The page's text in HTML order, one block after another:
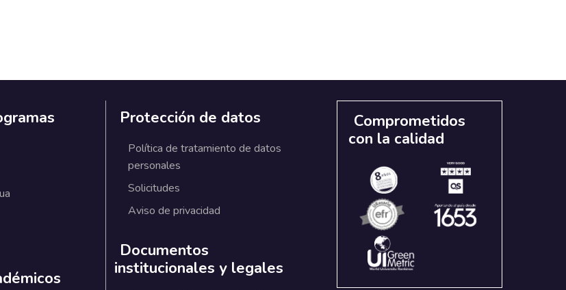
Protección de datos
Política de tratamiento de datos
personales
Solicitudes
Aviso de privacidad
Documentos
institucionales y legales
Comprometidos
con la calidad